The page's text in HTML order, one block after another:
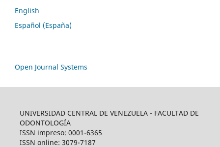
English
Español (España)
Open Journal Systems
UNIVERSIDAD CENTRAL DE VENEZUELA - FACULTAD DE
ODONTOLOGÍA
ISSN impreso: 0001-6365
ISSN online: 3079-7187